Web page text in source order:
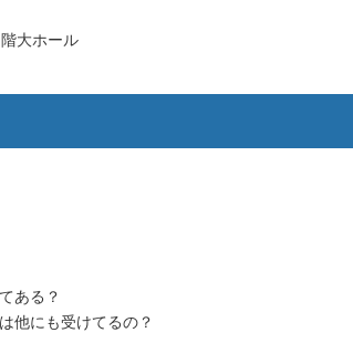
大ホール
ある？
他にも受けてるの？